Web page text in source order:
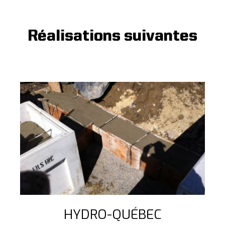
Réalisations suivantes
HYDRO-QUÉBEC